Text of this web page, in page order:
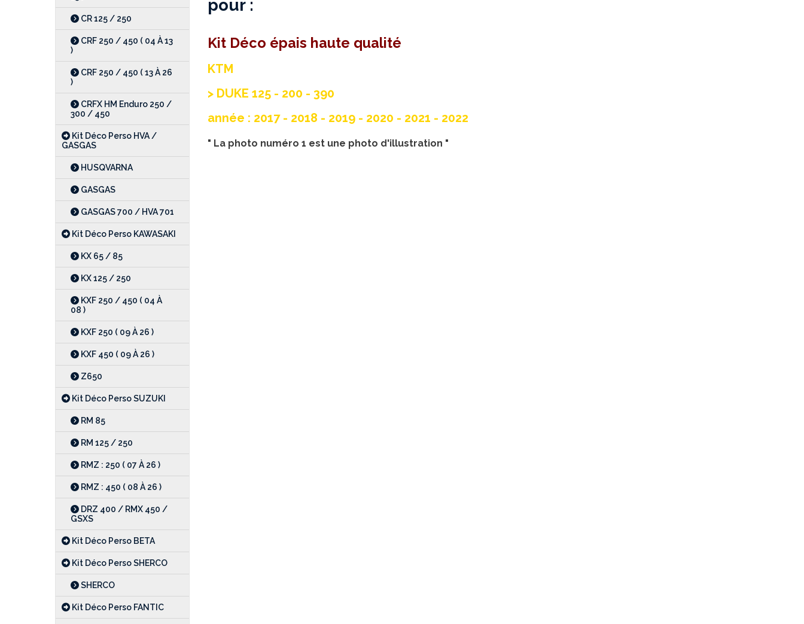
CR 125 / 250
CRF 250 / 450 ( 04 À 13
)
CRF 250 / 450 ( 13 À 26
)
CRFX HM Enduro 250 /
300 / 450
Kit Déco Perso HVA /
GASGAS
HUSQVARNA
GASGAS
GASGAS 700 / HVA 701
Kit Déco Perso KAWASAKI
KX 65 / 85
KX 125 / 250
KXF 250 / 450 ( 04 À
08 )
KXF 250 ( 09 À 26 )
KXF 450 ( 09 À 26 )
Z650
Kit Déco Perso SUZUKI
RM 85
RM 125 / 250
RMZ : 250 ( 07 À 26 )
RMZ : 450 ( 08 À 26 )
DRZ 400 / RMX 450 /
GSXS
Kit Déco Perso BETA
Kit Déco Perso SHERCO
SHERCO
Kit Déco Perso FANTIC
pour :
Kit Déco épais haute qualité
KTM
> DUKE 125 - 200 - 390
année : 2017 - 2018 - 2019 - 2020 - 2021 - 2022
" La photo numéro 1 est une photo d'illustration "